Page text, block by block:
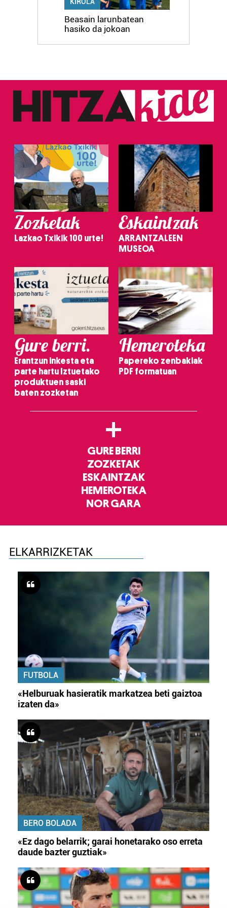
Beasain larunbatean
hasiko da jokoan
Zozketak
Lazkao Txikik 100 urte!
Eskaintzak
ARRANTZALEEN
MUSEOA
Gure berri.
Erantzun inkesta eta
parte hartu Iztuetako
produktuen saski
baten zozketan
Hemeroteka
Papereko zenbakiak
PDF formatuan
+
GURE BERRI
ZOZKETAK
ESKAINTZAK
HEMEROTEKA
NOR GARA
ELKARRIZKETAK
FUTBOLA
«Helburuak hasieratik markatzea beti gaiztoa
izaten da»
BERO BOLADA
«Ez dago belarrik; garai honetarako oso erreta
daude bazter guztiak»